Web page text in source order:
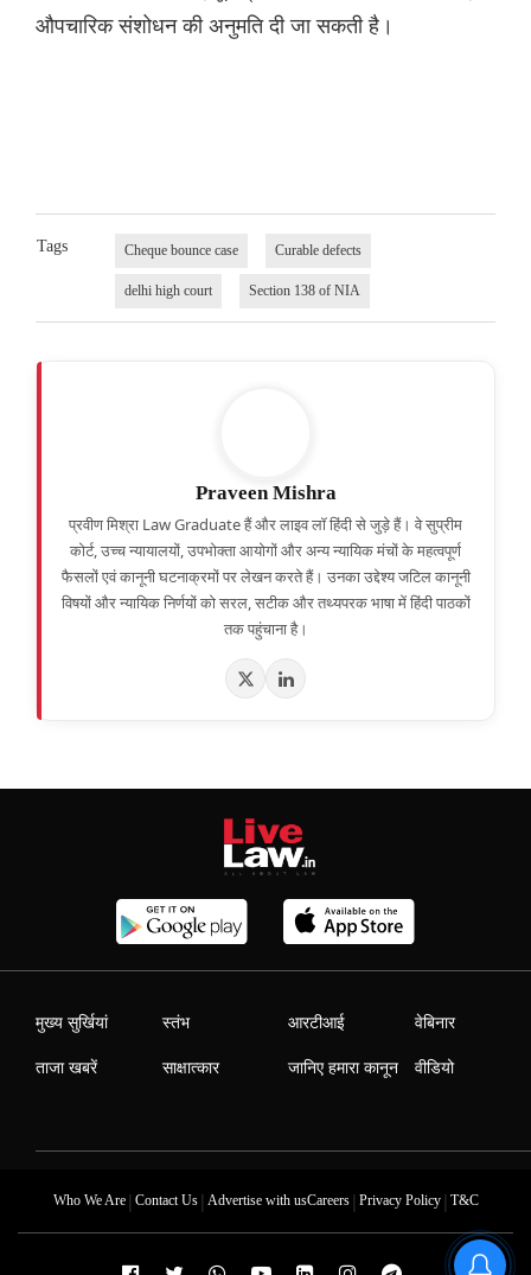
औपचारिक संशोधन की अनुमति दी जा सकती है।
Tags Cheque bounce case Curable defects
delhi high court Section 138 of NIA
Praveen Mishra
प्रवीण मिश्रा Law Graduate हैं और लाइव लॉ हिंदी से जुड़े हैं। वे सुप्रीम
कोर्ट, उच्च न्यायालयों, उपभोक्ता आयोगों और अन्य न्यायिक मंचों के महत्वपूर्ण
फैसलों एवं कानूनी घटनाक्रमों पर लेखन करते हैं। उनका उद्देश्य जटिल कानूनी
विषयों और न्यायिक निर्णयों को सरल, सटीक और तथ्यपरक भाषा में हिंदी पाठकों
तक पहुंचाना है।
मुख्य सुर्खियां
ताजा खबरें
स्तंभ
साक्षात्कार
आरटीआई
जानिए हमारा कानून
वेबिनार
वीडियो
Who We Are| Contact Us| Advertise with usCareers| Privacy Policy| T&C